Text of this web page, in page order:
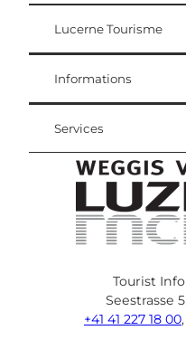
Carte d'hôte
Weggis Vitznau Rigi
Lucerne Tourisme
Informations
Services
Tourist
Seestrasse
+41 41 227 18 00,